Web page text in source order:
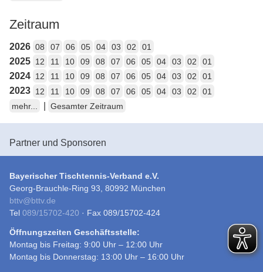
Zeitraum
2026 08 07 06 05 04 03 02 01
2025 12 11 10 09 08 07 06 05 04 03 02 01
2024 12 11 10 09 08 07 06 05 04 03 02 01
2023 12 11 10 09 08 07 06 05 04 03 02
01
mehr...
Gesamter Zeitraum
Partner und Sponsoren
Bayerischer Tischtennis-Verband e.V.
Georg-Brauchle-Ring 93, 80992 München
bttv@bttv.de
Tel 089/15702-420 · Fax 089/15702-424
Öffnungszeiten Geschäftsstelle:
Montag bis Freitag: 9:00 Uhr – 12:00 Uhr
Montag bis Donnerstag: 13:00 Uhr – 16:00 Uhr